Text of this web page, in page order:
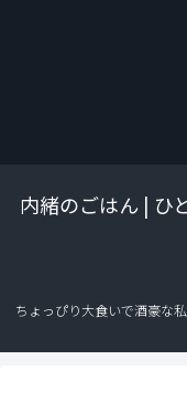
内緒のごはん | ひ
ちょっぴり大食いで酒豪な